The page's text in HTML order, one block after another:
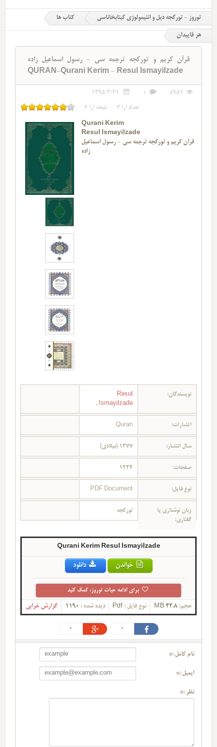
توروز - تورکجه دیل و ائتیمولوژی کیتابخاناسی کتاب ها
هر قاپیدان
قرآن کریم و تورکجه ترجمه سی - رسول اسماعیل زاده
QURAN-Qurani Kerim - Resul Ismayilzade
8981
0
1395/3/21
تعداد آرا 2 نتیجه آرا 6
Qurani Kerim
Resul Ismayilzade
قرآن کریم و تورکجه ترجمه سی - رسول اسماعیل
زاده
نویسندگان:
Rəsul
Ismayilzadə
,
اتشارات: Quran
سال انتشار: 1377 (میلادی)
صفحات: 1222
نوع فایل: PDF Document
زبان نوشتاری یا
گفتاری:
تورکجه
Qurani Kerim Resul Ismayilzade
خواندن دانلود
برای ادامه حیات توروز، کمک کنید
حجم:42.8 MB نوع فایل : Pdf دیده شده : 1190 گزارش خرابی
0
0
نام کامل :*
ایمیل :*
نظر :*